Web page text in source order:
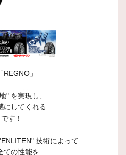
」
" を実現し、
にしてくれる
す！
技術によって
ての性能を